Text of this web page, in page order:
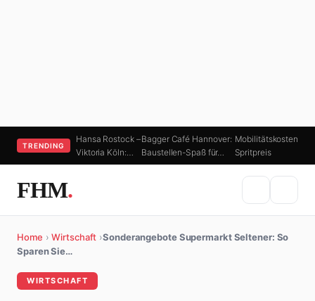
TRENDING
Hansa Rostock –
Viktoria Köln:…
Bagger Café Hannover:
Baustellen-Spaß für…
Mobilitätskosten
Spritpreis
FHM.
Home › Wirtschaft ›Sonderangebote Supermarkt Seltener: So
Sparen Sie…
WIRTSCHAFT